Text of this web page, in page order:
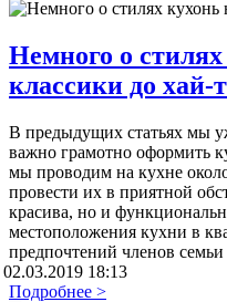
Немного о
классики до хай-
В предыдущих статьях мы
важно грамотно оформить
мы проводим на кухне
провести их в приятной
красива, но и
местоположения кухни в
предпочтений членов
02.03.2019 18:13
Подробнее >